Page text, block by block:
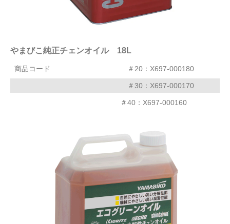
やまびこ純正チェンオイル 18L
商品コード ＃20：X697-000180
＃30：X697-000170
＃40：X697-000160